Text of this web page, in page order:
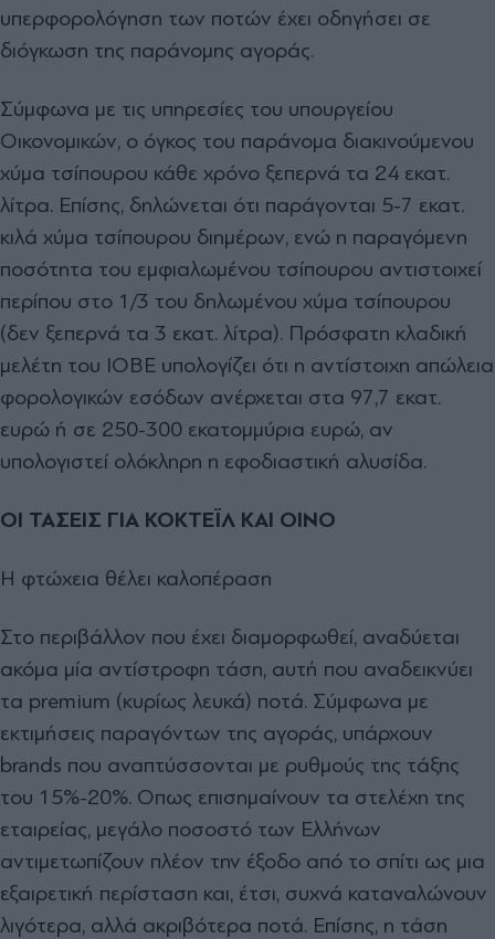
υπερφορολόγηση των ποτών έχει οδηγήσει σε
διόγκωση της παράνομης αγοράς.
Σύμφωνα με τις υπηρεσίες του υπουργείου
Οικονομικών, ο όγκος του παράνομα διακινούμενου
χύμα τσίπουρου κάθε χρόνο ξεπερνά τα 24 εκατ.
λίτρα. Επίσης, δηλώνεται ότι παράγονται 5-7 εκατ.
κιλά χύμα τσίπουρου διημέρων, ενώ η παραγόμενη
ποσότητα του εμφιαλωμένου τσίπουρου αντιστοιχεί
περίπου στο 1/3 του δηλωμένου χύμα τσίπουρου
(δεν ξεπερνά τα 3 εκατ. λίτρα). Πρόσφατη κλαδική
μελέτη του ΙΟΒΕ υπολογίζει ότι η αντίστοιχη απώλεια
φορολογικών εσόδων ανέρχεται στα 97,7 εκατ.
ευρώ ή σε 250-300 εκατομμύρια ευρώ, αν
υπολογιστεί ολόκληρη η εφοδιαστική αλυσίδα.
ΟΙ ΤΑΣΕΙΣ ΓΙΑ ΚΟΚΤΕΪΛ ΚΑΙ ΟΙΝΟ
Η φτώχεια θέλει καλοπέραση
Στο περιβάλλον που έχει διαμορφωθεί, αναδύεται
ακόμα μία αντίστροφη τάση, αυτή που αναδεικνύει
τα premium (κυρίως λευκά) ποτά. Σύμφωνα με
εκτιμήσεις παραγόντων της αγοράς, υπάρχουν
brands που αναπτύσσονται με ρυθμούς της τάξης
του 15%-20%. Οπως επισημαίνουν τα στελέχη της
εταιρείας, μεγάλο ποσοστό των Ελλήνων
αντιμετωπίζουν πλέον την έξοδο από το σπίτι ως μια
εξαιρετική περίσταση και, έτσι, συχνά καταναλώνουν
λιγότερα, αλλά ακριβότερα ποτά. Επίσης, η τάση